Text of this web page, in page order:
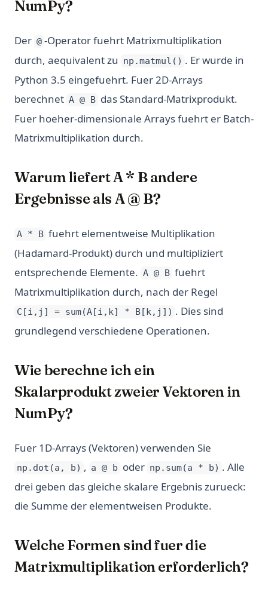
NumPy?
Der @ -Operator fuehrt Matrixmultiplikation
durch, aequivalent zu
np.matmul() . Er wurde in
Python 3.5 eingefuehrt. Fuer 2D-Arrays
berechnet A @ B das Standard-Matrixprodukt.
Fuer hoeher-dimensionale Arrays fuehrt er Batch-
Matrixmultiplikation durch.
Warum liefert A * B andere
Ergebnisse als A @ B?
A * B fuehrt elementweise Multiplikation
(Hadamard-Produkt) durch und multipliziert
entsprechende Elemente. A @ B fuehrt
Matrixmultiplikation durch, nach der Regel
C[i,j] = sum(A[i,k] * B[k,j]) . Dies sind
grundlegend verschiedene Operationen.
Wie berechne ich ein
Skalarprodukt zweier Vektoren in
NumPy?
Fuer 1D-Arrays (Vektoren) verwenden Sie
np.dot(a, b) , a @ b oder np.sum(a * b) . Alle
drei geben das gleiche skalare Ergebnis zurueck:
die Summe der elementweisen Produkte.
Welche Formen sind fuer die
Matrixmultiplikation erforderlich?